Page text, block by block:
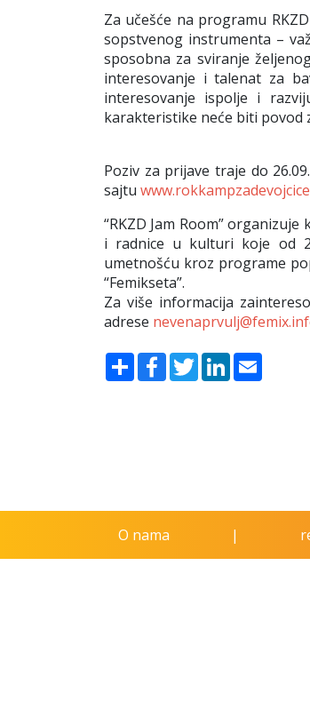
Za učešće na programu
sopstvenog instrumenta –
sposobna za sviranje
interesovanje i talenat za
interesovanje ispolje i
karakteristike neće biti povod
Poziv za prijave traje do
sajtu
“RKZD Jam Room” organizuje
i radnice u kulturi koje od
umetnošću kroz programe
“Femikseta”.
Za više informacija
adrese
ShareFacebook
TwitterLinkedIn
O nama |